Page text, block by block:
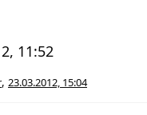
11:52
, 23.03.2012, 15:04